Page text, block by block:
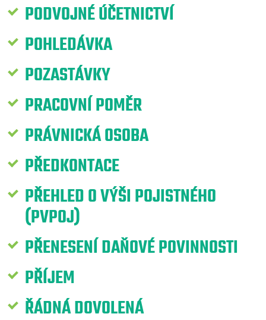
PODVOJNÉ ÚČETNICTVÍ
POHLEDÁVKA
POZASTÁVKY
PRACOVNÍ POMĚR
PRÁVNICKÁ OSOBA
PŘEDKONTACE
PŘEHLED O VÝŠI POJISTNÉHO
(PVPOJ)
PŘENESENÍ DAŇOVÉ POVINNOSTI
PŘÍJEM
ŘÁDNÁ DOVOLENÁ